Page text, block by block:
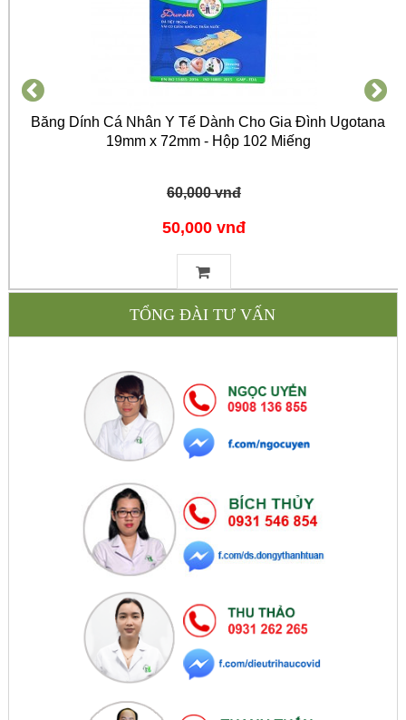
Băng Dính Cá Nhân Y Tế Dành Cho Gia Đình Ugotana
19mm x 72mm - Hộp 102 Miếng
60,000 vnđ
50,000 vnđ
TỔNG ĐÀI TƯ VẤN